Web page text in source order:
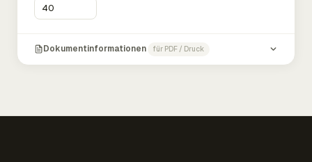
Dokumentinformationen für PDF / Druck